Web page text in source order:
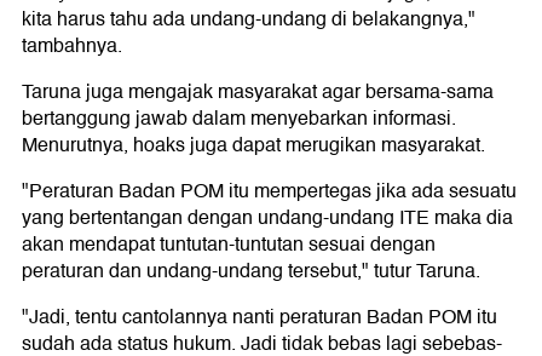
kita harus tahu ada undang-undang di belakangnya,"
tambahnya.
Taruna juga mengajak masyarakat agar bersama-sama
bertanggung jawab dalam menyebarkan informasi.
Menurutnya, hoaks juga dapat merugikan masyarakat.
"Peraturan Badan POM itu mempertegas jika ada sesuatu
yang bertentangan dengan undang-undang ITE maka dia
akan mendapat tuntutan-tuntutan sesuai dengan
peraturan dan undang-undang tersebut," tutur Taruna.
"Jadi, tentu cantolannya nanti peraturan Badan POM itu
sudah ada status hukum. Jadi tidak bebas lagi sebebas-